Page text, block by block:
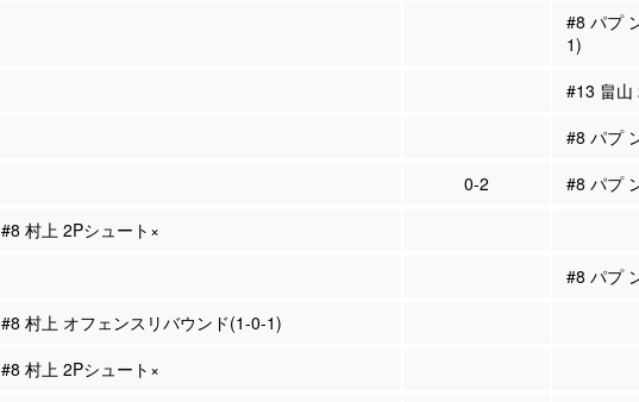
#8 パプ
1)
#13 畠山
#8 パプ
0-2
#8 パプ
#8 村上 2Pシュート×
#8 パプ
#8 村上 オフェンスリバウンド(1-0-1)
#8 村上 2Pシュート×